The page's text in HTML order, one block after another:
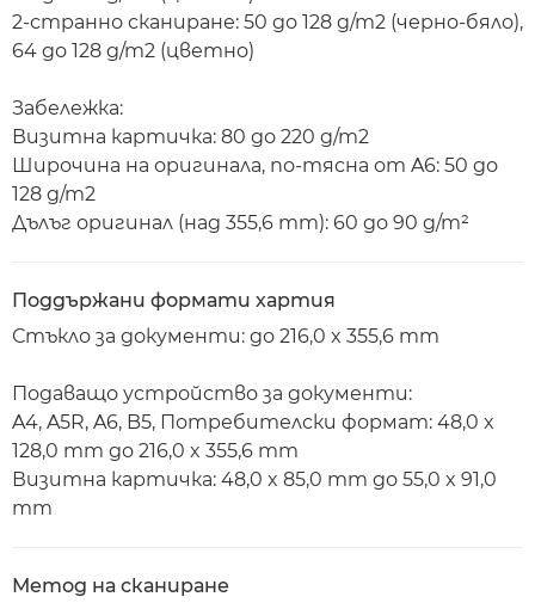
2-странно сканиране: 50 до 128 g/m2 (черно-бяло),
64 до 128 g/m2 (цветно)
Забележка:
Визитна картичка: 80 до 220 g/m2
Широчина на оригинала, по-тясна от A6: 50 до
128 g/m2
Дълъг оригинал (над 355,6 mm): 60 до 90 g/m²
Поддържани формати хартия
Стъкло за документи: до 216,0 x 355,6 mm
Подаващо устройство за документи:
A4, A5R, A6, B5, Потребителски формат: 48,0 x
128,0 mm до 216,0 x 355,6 mm
Визитна картичка: 48,0 x 85,0 mm до 55,0 x 91,0
mm
Метод на сканиране